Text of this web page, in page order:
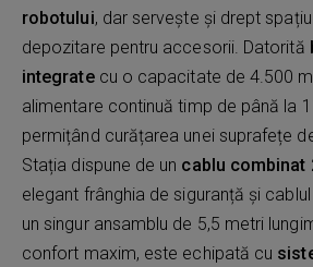
robotului, dar servește și drept
depozitare pentru accesorii. Datorită
integrate cu o capacitate de 4.500
alimentare continuă timp de până la
permițând curățarea unei suprafețe
Stația dispune de un cablu combinat
elegant frânghia de siguranță și
un singur ansamblu de 5,5 metri
confort maxim, este echipată cu